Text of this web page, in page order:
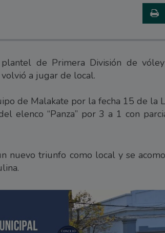
de Primera División de
a jugar de local.
de Malakate por la fecha 15 de la
elenco “Panza” por 3 a 1 con
nuevo triunfo como local y se